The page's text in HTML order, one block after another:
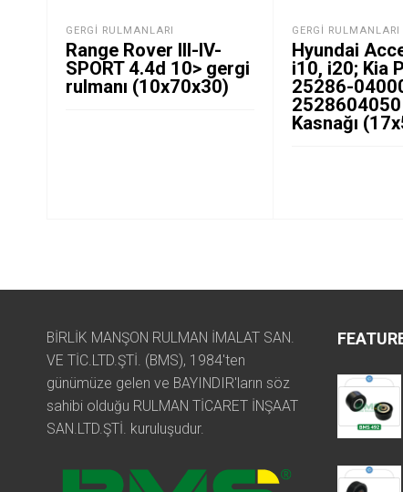
GERGI RULMANLARI
Range Rover III-IV-
SPORT 4.4d 10> gergi
rulmanı (10x70x30)
GERGI RULMANLARI
Hyundai
i10, i20; Kia
25286-
Kasnağı
BİRLİK MANŞON RULMAN İMALAT SAN.
VE TİC.LTD.ŞTİ. (BMS), 1984'ten
günümüze gelen ve BAYINDIR'ların söz
sahibi olduğu RULMAN TİCARET İNŞAAT
SAN.LTD.ŞTİ. kuruluşudur.